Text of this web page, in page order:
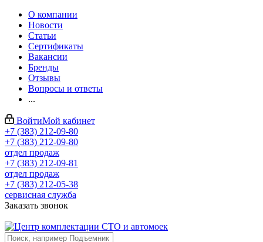
О компании
Новости
Статьи
Сертификаты
Вакансии
Бренды
Отзывы
Вопросы и ответы
...
ВойтиМой кабинет
+7 (383) 212-09-80
+7 (383) 212-09-80
отдел продаж
+7 (383) 212-09-81
отдел продаж
+7 (383) 212-05-38
сервисная служба
Заказать звонок